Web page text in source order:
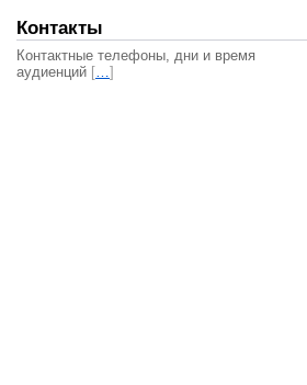
Контакты
Контактные телефоны, дни и время
аудиенций […]